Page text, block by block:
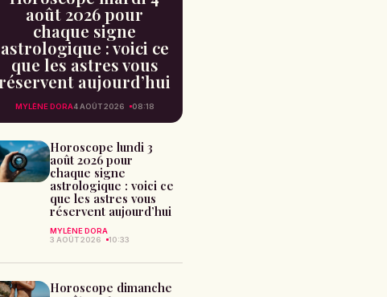
août 2026 pour
chaque signe
astrologique : voici ce
que les astres vous
aujourd’hui
MYLÈNE DORA4 AOÛT 2026 08:18
Horoscope lundi 3
août 2026 pour
chaque signe
astrologique : voici ce
que les astres vous
réservent aujourd’hui
MYLÈNE DORA
3 AOÛT 2026
10:33
Horoscope dimanche